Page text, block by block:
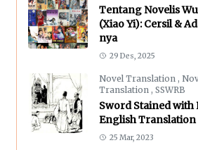
Tentang Novelis
(Xiao Yi): Cersil &
nya
29 Des, 2025
Novel Translation ,
Translation , SSWRB
Sword Stained with
English Translation
25 Mar, 2023